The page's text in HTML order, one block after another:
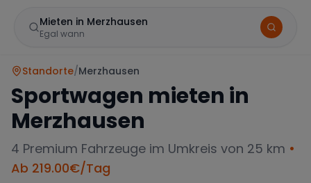
Mieten in Merzhausen
Egal wann
Standorte/Merzhausen
Sportwagen mieten in
Merzhausen
4 Premium Fahrzeuge im Umkreis von 25 km •
Ab 219.00€/Tag